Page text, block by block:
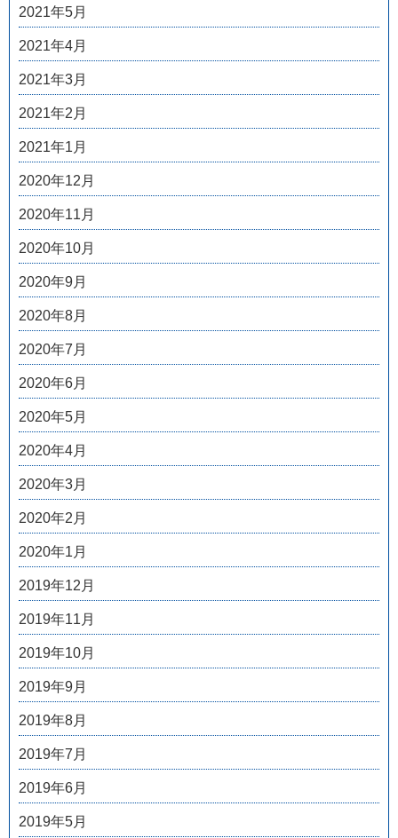
2021年5月
2021年4月
2021年3月
2021年2月
2021年1月
2020年12月
2020年11月
2020年10月
2020年9月
2020年8月
2020年7月
2020年6月
2020年5月
2020年4月
2020年3月
2020年2月
2020年1月
2019年12月
2019年11月
2019年10月
2019年9月
2019年8月
2019年7月
2019年6月
2019年5月